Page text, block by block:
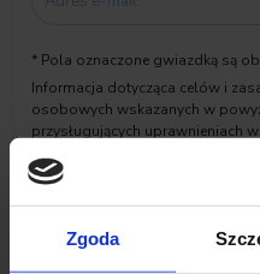
Zgoda
* Pola oznaczone gwiazdką są
Informacja dotycząca celów i
osobowych wskazanych w
przysługujących uprawnieniach